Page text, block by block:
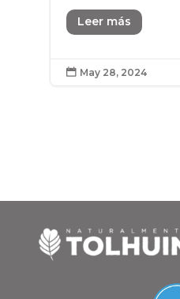
Leer más
 May 28, 2024